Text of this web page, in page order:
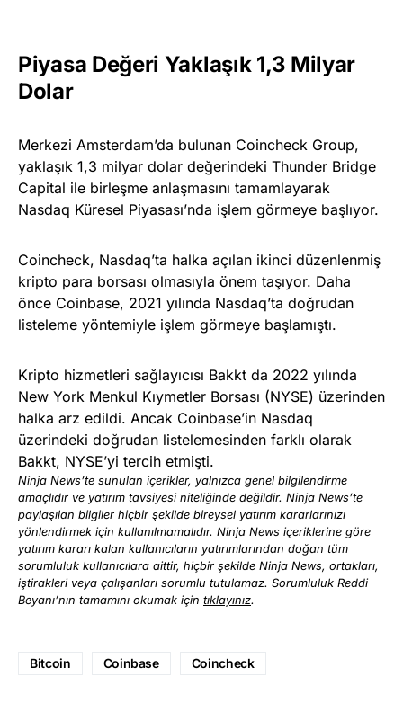
Piyasa Değeri Yaklaşık 1,3 Milyar
Dolar
Merkezi Amsterdam’da bulunan Coincheck Group,
yaklaşık 1,3 milyar dolar değerindeki Thunder Bridge
Capital ile birleşme anlaşmasını tamamlayarak
Nasdaq Küresel Piyasası’nda işlem görmeye başlıyor.
Coincheck, Nasdaq’ta halka açılan ikinci düzenlenmiş
kripto para borsası olmasıyla önem taşıyor. Daha
önce Coinbase, 2021 yılında Nasdaq’ta doğrudan
listeleme yöntemiyle işlem görmeye başlamıştı.
Kripto hizmetleri sağlayıcısı Bakkt da 2022 yılında
New York Menkul Kıymetler Borsası (NYSE) üzerinden
halka arz edildi. Ancak Coinbase’in Nasdaq
üzerindeki doğrudan listelemesinden farklı olarak
Bakkt, NYSE’yi tercih etmişti.
Ninja News’te sunulan içerikler, yalnızca genel bilgilendirme
amaçlıdır ve yatırım tavsiyesi niteliğinde değildir. Ninja News’te
paylaşılan bilgiler hiçbir şekilde bireysel yatırım kararlarınızı
yönlendirmek için kullanılmamalıdır. Ninja News içeriklerine göre
yatırım kararı kalan kullanıcıların yatırımlarından doğan tüm
sorumluluk kullanıcılara aittir, hiçbir şekilde Ninja News, ortakları,
iştirakleri veya çalışanları sorumlu tutulamaz. Sorumluluk Reddi
Beyanı’nın tamamını okumak için tıklayınız.
Bitcoin Coinbase Coincheck